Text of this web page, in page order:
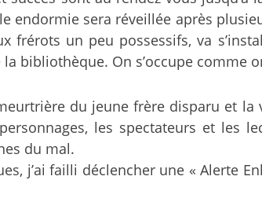
endormie sera réveillée après
frérots un peu possessifs, va
bibliothèque. On s’occupe comme
du jeune frère disparu et
les spectateurs et
du mal.
j’ai failli déclencher une « Alerte